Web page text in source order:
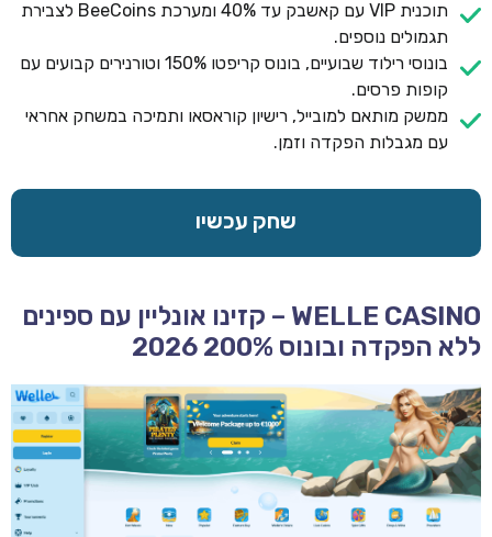
תוכנית VIP עם קאשבק עד 40% ומערכת BeeCoins לצבירת
תגמולים נוספים.
בונוסי רילוד שבועיים, בונוס קריפטו 150% וטורנירים קבועים עם
קופות פרסים.
ממשק מותאם למובייל, רישיון קוראסאו ותמיכה במשחק אחראי
עם מגבלות הפקדה וזמן.
שחק עכשיו
WELLE CASINO – קזינו אונליין עם ספינים
ללא הפקדה ובונוס 200% 2026